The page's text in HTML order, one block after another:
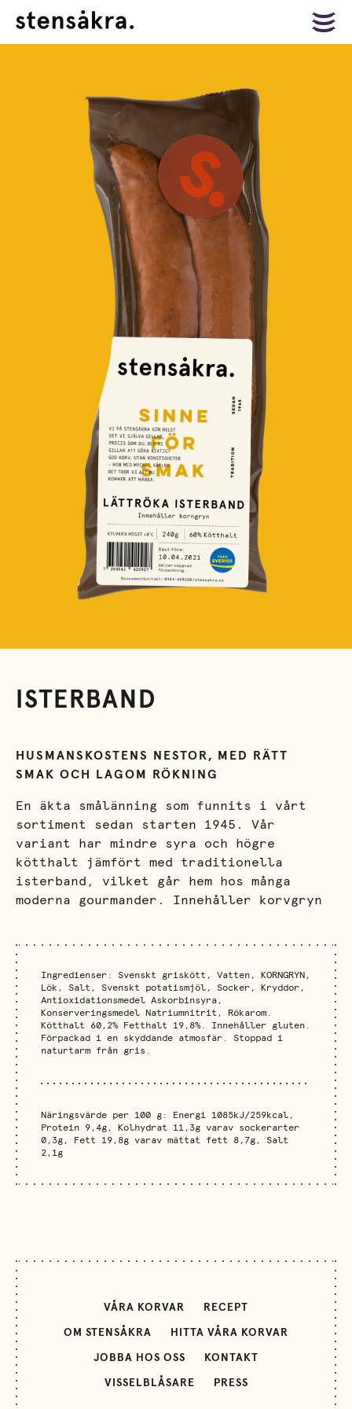
ISTERBAND
HUSMANSKOSTENS NESTOR, MED RÄTT
SMAK OCH LAGOM RÖKNING
En äkta smålänning som funnits i vårt
sortiment sedan starten 1945. Vår
variant har mindre syra och högre
kötthalt jämfört med traditionella
isterband, vilket går hem hos många
moderna gourmander. Innehåller korvgryn
Ingredienser: Svenskt griskött, Vatten, KORNGRYN,
Lök, Salt, Svenskt potatismjöl, Socker, Kryddor,
Antioxidationsmedel Askorbinsyra,
Konserveringsmedel Natriumnitrit, Rökarom.
Kötthalt 60,2% Fetthalt 19,8%. Innehåller gluten.
Förpackad i en skyddande atmosfär. Stoppad i
naturtarm från gris.
Näringsvärde per 100 g: Energi 1085kJ/259kcal,
Protein 9,4g, Kolhydrat 11,3g varav sockerarter
0,3g, Fett 19,8g varav mättat fett 8,7g, Salt
2,1g
VÅRA KORVAR RECEPT
OM STENSÅKRA HITTA VÅRA KORVAR
JOBBA HOS OSS KONTAKT
VISSELBLÅSARE PRESS